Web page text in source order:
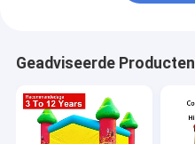
Geadviseerde Producten